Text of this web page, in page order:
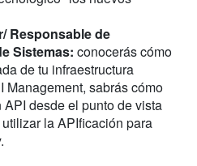
Responsable de
Sistemas: conocerás cómo
de tu infraestructura
Management, sabrás cómo
desde el punto de vista
la APIficación para